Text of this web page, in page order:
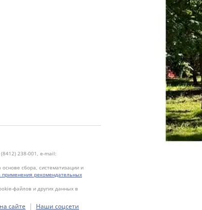
238-001, e-mail:
сбора, систематизации и
применения рекомендательных
файлов и других данных в
сайте | Наши соцсети